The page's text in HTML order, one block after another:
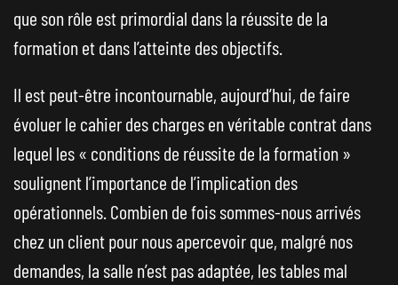
que son rôle est primordial dans la réussite de la
formation et dans l’atteinte des objectifs.
Il est peut-être incontournable, aujourd’hui, de faire
évoluer le cahier des charges en véritable contrat dans
lequel les « conditions de réussite de la formation »
soulignent l’importance de l’implication des
opérationnels. Combien de fois sommes-nous arrivés
chez un client pour nous apercevoir que, malgré nos
demandes, la salle n’est pas adaptée, les tables mal